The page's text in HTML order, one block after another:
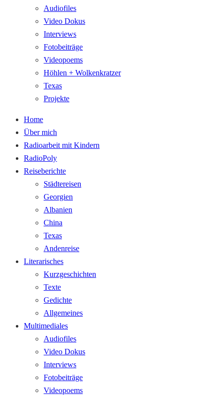
Audiofiles
Video Dokus
Interviews
Fotobeiträge
Videopoems
Höhlen + Wolkenkratzer
Texas
Projekte
Home
Über mich
Radioarbeit mit Kindern
RadioPoly
Reiseberichte
Städtereisen
Georgien
Albanien
China
Texas
Andenreise
Literarisches
Kurzgeschichten
Texte
Gedichte
Allgemeines
Multimediales
Audiofiles
Video Dokus
Interviews
Fotobeiträge
Videopoems